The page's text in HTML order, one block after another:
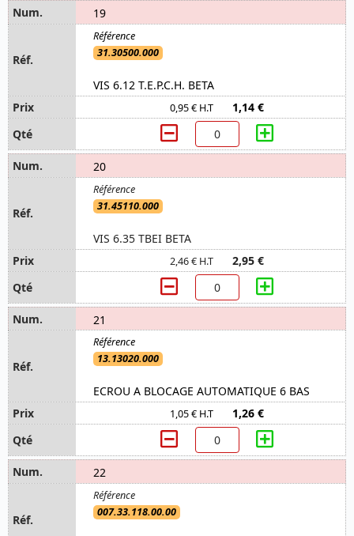
19
31.30500.000
VIS 6.12 T.E.P.C.H. BETA
0,95 € H.T 1,14 €
20
31.45110.000
VIS 6.35 TBEI BETA
2,46 € H.T 2,95 €
21
13.13020.000
ECROU A BLOCAGE AUTOMATIQUE 6 BAS
1,05 € H.T 1,26 €
22
007.33.118.00.00